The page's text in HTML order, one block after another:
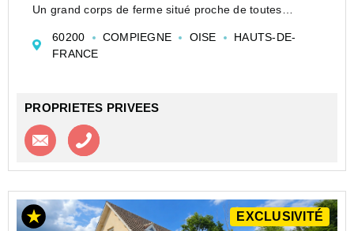
Un grand corps de ferme situé proche de toutes
A seulement 17 min de Compiègne.
Cette longère datant de 1894 est remplie de charme
60200 COMPIEGNE OISE
HAUTS-DE-
FRANCE
PROPRIETES PRIVEES
Contacter l'agence
EXCLUSIVITÉ